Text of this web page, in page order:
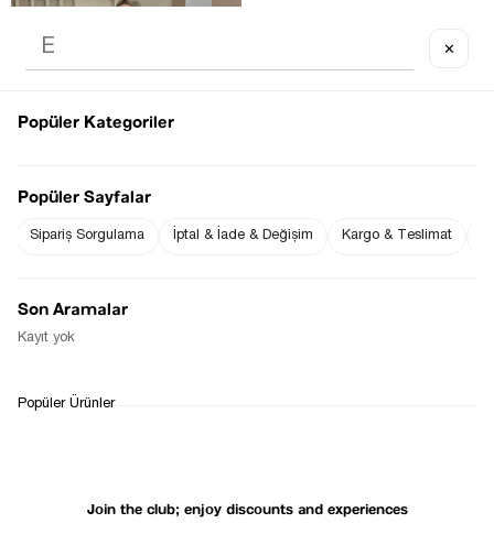
KADIFE FÜME MINI ETEK
Join the club; enjoy discounts and experiences
✕
Popüler Kategoriler
Popüler Sayfalar
Sipariş Sorgulama İptal & İade & Değişim Kargo & Teslimat
Son Aramalar
Kayıt yok
Popüler Ürünler